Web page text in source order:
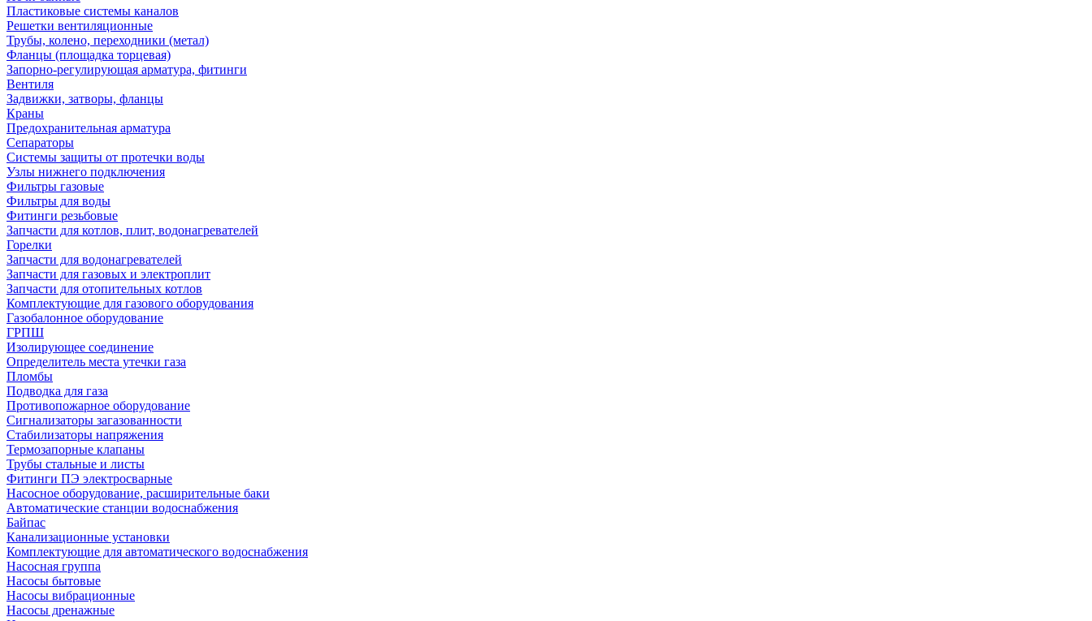
Пластиковые системы каналов
Решетки вентиляционные
Трубы, колено, переходники (метал)
Фланцы (площадка торцевая)
Запорно-регулирующая арматура, фитинги
Вентиля
Задвижки, затворы, фланцы
Краны
Предохранительная арматура
Сепараторы
Системы защиты от протечки воды
Узлы нижнего подключения
Фильтры газовые
Фильтры для воды
Фитинги резьбовые
Запчасти для котлов, плит, водонагревателей
Горелки
Запчасти для водонагревателей
Запчасти для газовых и электроплит
Запчасти для отопительных котлов
Комплектующие для газового оборудования
Газобалонное оборудование
ГРПШ
Изолирующее соединение
Определитель места утечки газа
Пломбы
Подводка для газа
Противопожарное оборудование
Сигнализаторы загазованности
Стабилизаторы напряжения
Термозапорные клапаны
Трубы стальные и листы
Фитинги ПЭ электросварные
Насосное оборудование, расширительные баки
Автоматические станции водоснабжения
Байпас
Канализационные установки
Комплектующие для автоматического водоснабжения
Насосная группа
Насосы бытовые
Насосы вибрационные
Насосы дренажные